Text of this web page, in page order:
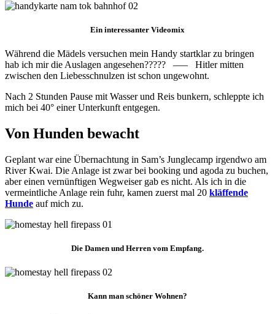
Ein interessanter Videomix
Während die Mädels versuchen mein Handy startklar zu bringen
hab ich mir die Auslagen angesehen????? —– Hitler mitten
zwischen den Liebesschnulzen ist schon ungewohnt.
Nach 2 Stunden Pause mit Wasser und Reis bunkern, schleppte ich
mich bei 40° einer Unterkunft entgegen.
Von Hunden bewacht
Geplant war eine Übernachtung in Sam’s Junglecamp irgendwo am
River Kwai. Die Anlage ist zwar bei booking und agoda zu buchen,
aber einen vernünftigen Wegweiser gab es nicht. Als ich in die
vermeintliche Anlage rein fuhr, kamen zuerst mal 20 kläffende
Hunde auf mich zu.
Die Damen und Herren vom Empfang.
Kann man schöner Wohnen?